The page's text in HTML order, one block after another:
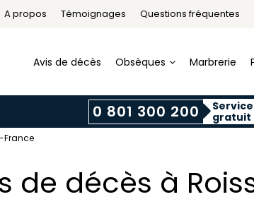
A propos Témoignages Questions fréquentes
Avis de décès Obsèques Marbrerie
0 801 300 200
gratuit
France
de décès à